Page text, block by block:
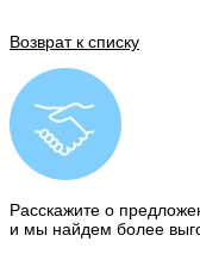
Возврат к списку
Расскажите о
и мы найдем более